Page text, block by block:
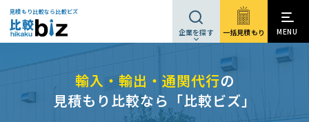
見積もり比較なら比較ビズ
企業を探す 一括見積もり MENU
輸入・輸出・通関代行の
見積もり比較なら「比較ビズ」